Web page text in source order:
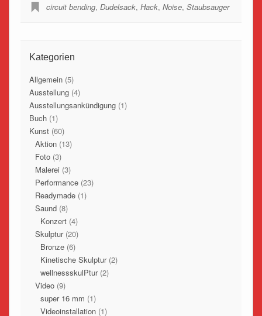
circuit bending, Dudelsack, Hack, Noise, Staubsauger
Kategorien
Allgemein(5)
Ausstellung(4)
Ausstellungsankündigung(1)
Buch(1)
Kunst(60)
Aktion(13)
Foto(3)
Malerei (3)
Performance(23)
Readymade(1)
Saund(8)
Konzert (4)
Skulptur(20)
Bronze (6)
Kinetische Skulptur(2)
wellnessskulPtur(2)
Video(9)
super 16 mm (1)
Videoinstallation (1)